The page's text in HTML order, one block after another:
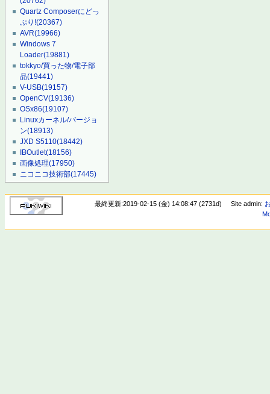
Quartz Composerにどっ
ぷり!(20367)
AVR(19966)
Windows 7
Loader(19881)
tokkyo/買った物/電子部
品(19441)
V-USB(19157)
OpenCV(19136)
OSx86(19107)
Linuxカーネル/バージョ
ン(18913)
JXD S5110(18442)
IBOutlet(18156)
画像処理(17950)
ニコニコ技術部(17445)
最終更新:2019-02-15 (金) 14:08:47 (2731d) Site admin: